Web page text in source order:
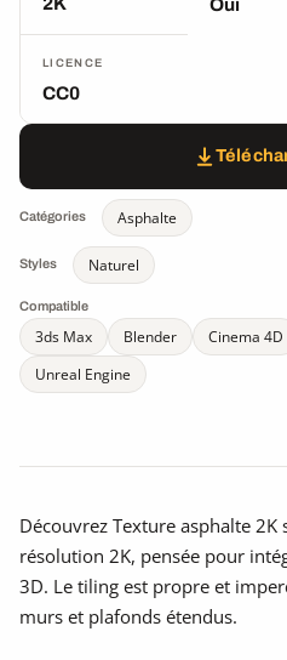
Oui
LICENCE
CC0
Catégories Asphalte
Styles Naturel
Compatible
3ds Max Blender Cinema 4D
Unreal Engine
Découvrez Texture asphalte 2K
résolution 2K, pensée pour
3D. Le tiling est propre et
murs et plafonds étendus.